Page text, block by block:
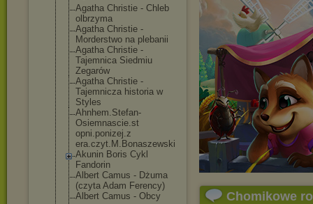
Agatha Christie - Chleb
olbrzyma
Agatha Christie -
Morderstwo na plebanii
Agatha Christie -
Tajemnica Siedmiu
Zegarów
Agatha Christie -
Tajemnicza historia w
Styles
Ahnhem.Stefan-
Osiemnascie.st
opni.ponizej.z
era.czyt.M.Bonaszewski
Akunin Boris Cykl
Fandorin
Albert Camus - Dżuma
(czyta Adam Ferency)
Albert Camus - Obcy
Chomikowe